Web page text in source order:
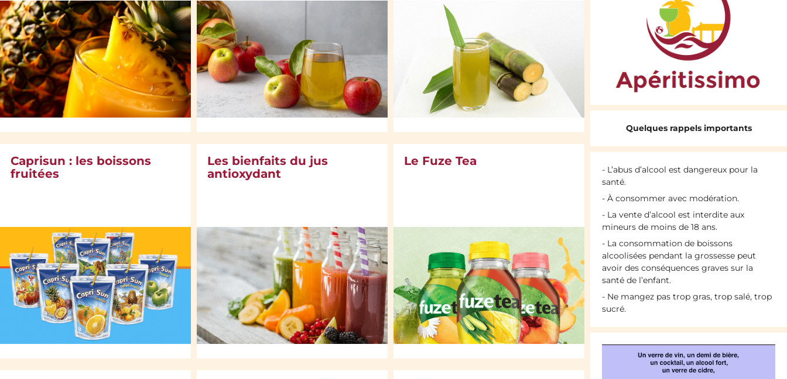
Caprisun : les boissons
fruitées
Les bienfaits du jus
antioxydant
Le Fuze Tea
Quelques rappels importants
- L’abus d’alcool est dangereux pour la
santé.
- À consommer avec modération.
- La vente d’alcool est interdite aux
mineurs de moins de 18 ans.
- La consommation de boissons
alcoolisées pendant la grossesse peut
avoir des conséquences graves sur la
santé de l’enfant.
- Ne mangez pas trop gras, trop salé, trop
sucré.